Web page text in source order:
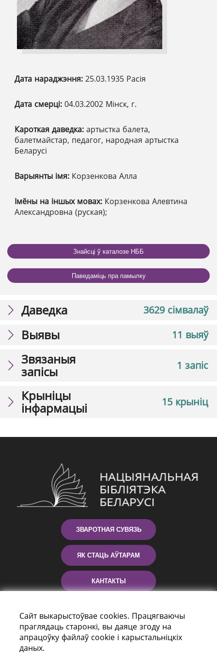
Дата нараджэння: 25.03.1935 Расія
Дата смерці: 04.03.2002 Мінск, г.
Кароткая даведка: артыстка балета,
балетмайстар, педагог, народная артыстка
Беларусі
Варыянты імя: Корзенкова Алла
Імёны на іншых мовах: Корзенкова Алевтина
Александровна (руская);
Знайсці ў каталозе НББ
Паведаміць пра памылку
3629 сімвалаў
Даведка
11 выяў
Выявы
1 запіс
Звязаныя
запісы
15 крыніц
Крыніцы
інфармацыі
ЗВАРОТНАЯ СУВЯЗЬ
ЯК СТАЦЬ АЎТАРАМ
КАНТАКТЫ
Сайт выкарыстоўвае cookies. Працягваючы
праглядаць старонкі, вы даяце згоду на
апрацоўку файлаў cookie і карыстальніцкіх
даных.